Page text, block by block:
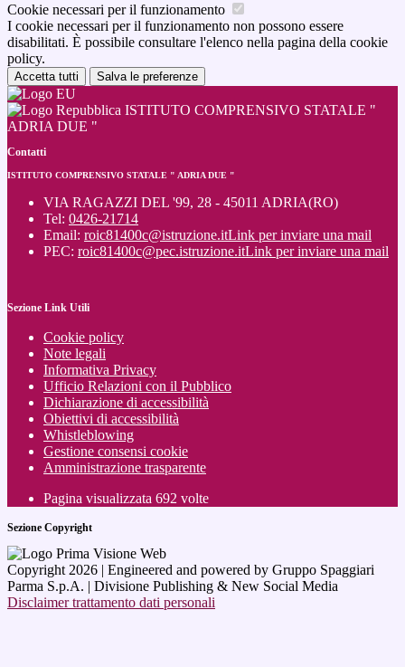
Cookie necessari per il funzionamento
I cookie necessari per il funzionamento non possono essere
disabilitati. È possibile consultare l'elenco nella pagina della cookie
policy.
Accetta tutti Salva le preferenze
ISTITUTO COMPRENSIVO STATALE "
ADRIA DUE "
Contatti
ISTITUTO COMPRENSIVO STATALE " ADRIA DUE "
VIA RAGAZZI DEL '99, 28 - 45011 ADRIA(RO)
Tel: 0426-21714
Email: roic81400c@istruzione.itLink per inviare una mail
PEC: roic81400c@pec.istruzione.itLink per inviare una mail
Sezione Link Utili
Cookie policy
Note legali
Informativa Privacy
Ufficio Relazioni con il Pubblico
Dichiarazione di accessibilità
Obiettivi di accessibilità
Whistleblowing
Gestione consensi cookie
Amministrazione trasparente
Pagina visualizzata 692 volte
Sezione Copyright
Copyright 2026 | Engineered and powered by Gruppo Spaggiari
Parma S.p.A. | Divisione Publishing & New Social Media
Disclaimer trattamento dati personali